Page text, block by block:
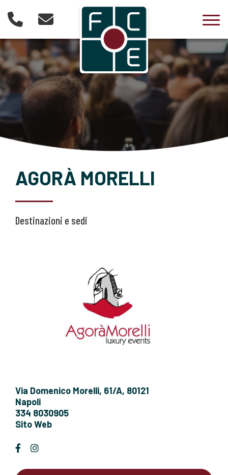
AGORÀ MORELLI
Destinazioni e sedi
Via Domenico Morelli, 61/A, 80121
Napoli
334 8030905
Sito Web